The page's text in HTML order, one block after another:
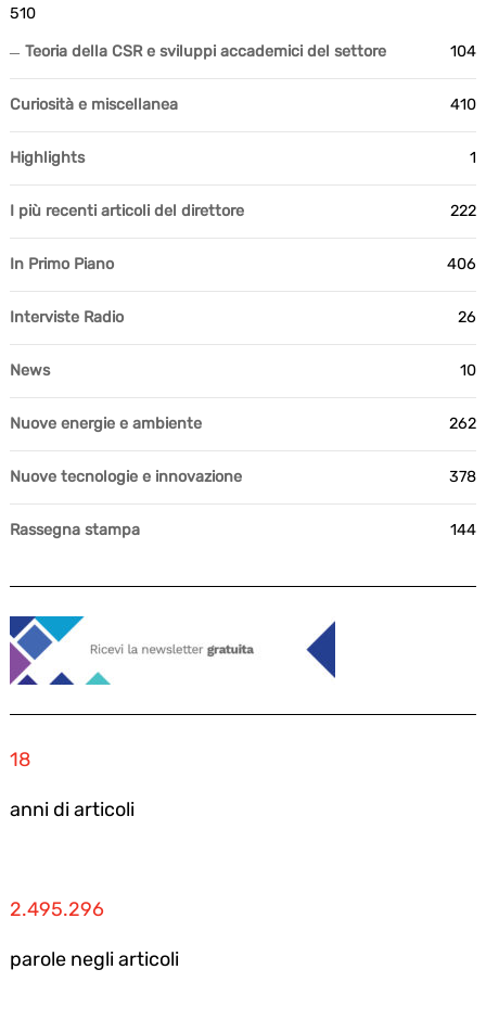
510
Teoria della CSR e sviluppi accademici del settore 104
Curiosità e miscellanea 410
Highlights 1
I più recenti articoli del direttore 222
In Primo Piano 406
Interviste Radio 26
News 10
Nuove energie e ambiente 262
Nuove tecnologie e innovazione 378
Rassegna stampa 144
18
anni di articoli
2.495.296
parole negli articoli